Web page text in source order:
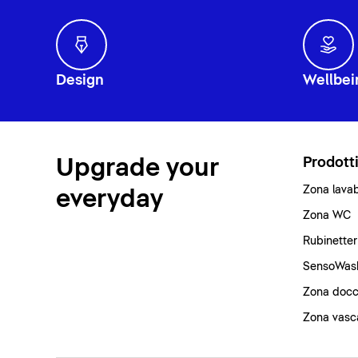
Design
Upgrade your
everyday
Prodotti
Zona
Zona WC
Zona
Zona